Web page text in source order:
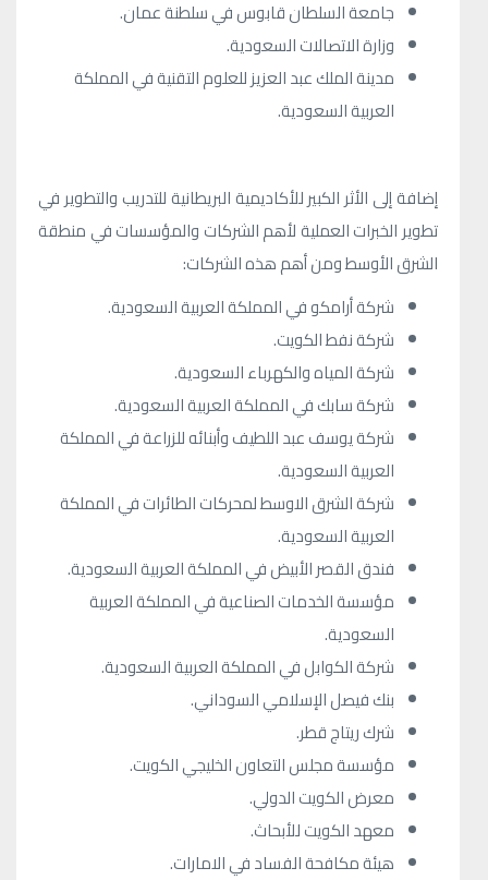
جامعة السلطان قابوس في سلطنة عمان.
وزارة الاتصالات السعودية.
مدينة الملك عبد العزيز للعلوم التقنية في المملكة
العربية السعودية.
إضافة إلى الأثر الكبير للأكاديمية البريطانية للتدريب والتطوير في
تطوير الخبرات العملية لأهم الشركات والمؤسسات في منطقة
الشرق الأوسط ومن أهم هذه الشركات:
شركة أرامكو في المملكة العربية السعودية.
شركة نفط الكويت.
شركة المياه والكهرباء السعودية.
شركة سابك في المملكة العربية السعودية.
شركة يوسف عبد اللطيف وأبنائه للزراعة في المملكة
العربية السعودية.
شركة الشرق الاوسط لمحركات الطائرات في المملكة
العربية السعودية.
فندق القصر الأبيض في المملكة العربية السعودية.
مؤسسة الخدمات الصناعية في المملكة العربية
السعودية.
شركة الكوابل في المملكة العربية السعودية.
بنك فيصل الإسلامي السوداني.
شرك ريتاج قطر.
مؤسسة مجلس التعاون الخليجي الكويت.
معرض الكويت الدولي.
معهد الكويت للأبحاث.
هيئة مكافحة الفساد في الامارات.